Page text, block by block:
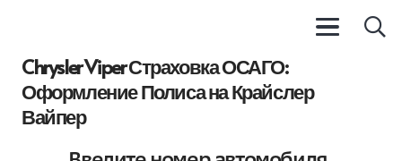
Chrysler Viper Страховка ОСАГО:
Оформление Полиса на Крайслер
Вайпер